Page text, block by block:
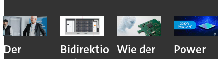
Der
BidirektionalesWie der
Power